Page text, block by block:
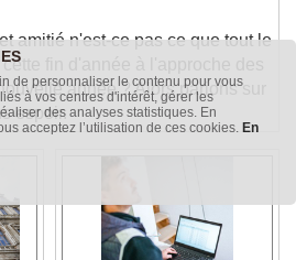
window. Escape will cancel
amitié n'est-ce pas ce que tout le
fin d'année à l'approche des
année ? Alors parions sur
espoir.
de personnaliser le contenu pour vous
à vos centres d'intérêt, gérer les
des analyses statistiques. En
acceptez l’utilisation de ces cookies. En